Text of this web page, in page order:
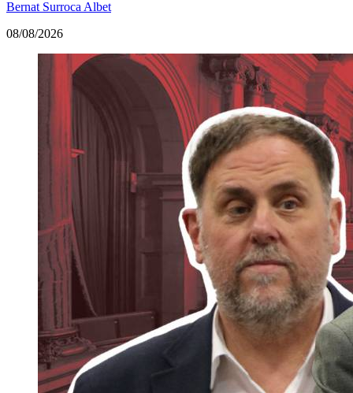
Bernat Surroca Albet
08/08/2026